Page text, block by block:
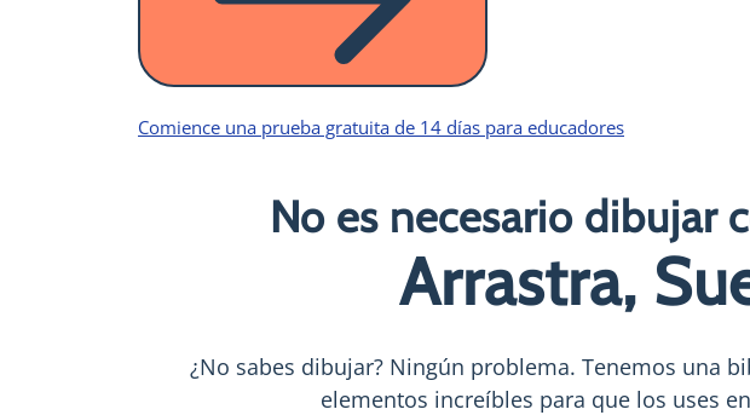
Comience una prueba gratuita de 14 días para educadores
No es necesario dibujar
Arrastra,
¿No sabes dibujar? Ningún problema. Tenemos una
elementos increíbles para que los uses